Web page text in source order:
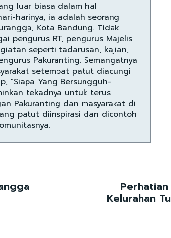
luar biasa dalam hal
harinya, ia adalah seorang
Kota Bandung. Tidak
pengurus RT, pengurus Majelis
seperti tadarusan, kajian,
Pakuranting. Semangatnya
setempat patut diacungi
"Siapa Yang Bersungguh-
tekadnya untuk terus
Pakuranting dan masyarakat di
patut diinspirasi dan dicontoh
Kelurahan